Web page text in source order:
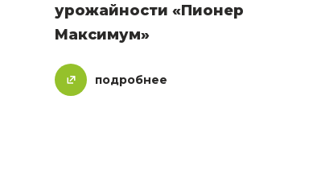
урожайности «Пионер
Максимум»
подробнее